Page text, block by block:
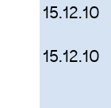
15.12.10
15.12.10